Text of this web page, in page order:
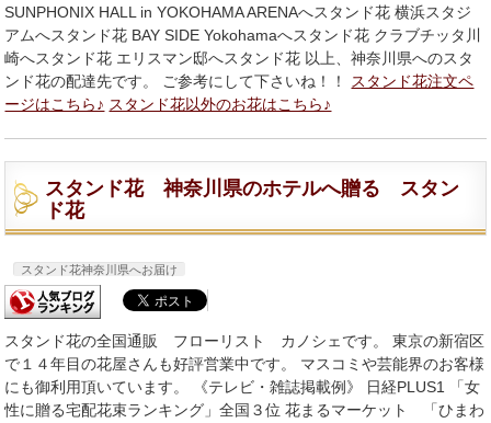
SUNPHONIX HALL in YOKOHAMA ARENAへスタンド花 横浜スタジ
アムへスタンド花 BAY SIDE Yokohamaへスタンド花 クラブチッタ川
崎へスタンド花 エリスマン邸へスタンド花 以上、神奈川県へのスタ
ンド花の配達先です。 ご参考にして下さいね！！ スタンド花注文ペ
ージはこちら♪ スタンド花以外のお花はこちら♪
スタンド花 神奈川県のホテルへ贈る スタン
ド花
スタンド花神奈川県へお届け
スタンド花の全国通販 フローリスト カノシェです。 東京の新宿区
で１４年目の花屋さんも好評営業中です。 マスコミや芸能界のお客様
にも御利用頂いています。 《テレビ・雑誌掲載例》 日経PLUS1 「女
性に贈る宅配花束ランキング」全国３位 花まるマーケット 「ひまわ